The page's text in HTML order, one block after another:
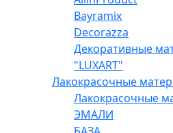
Bayramix
Decorazza
Декоративные
"LUXART"
Лакокрасочные
Лакокрасочные
ЭМАЛИ